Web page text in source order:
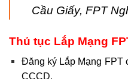
Cầu Giấy, FPT
Thủ tục Lắp Mạng
Đăng ký Lắp Mạng FPT
CCCD.